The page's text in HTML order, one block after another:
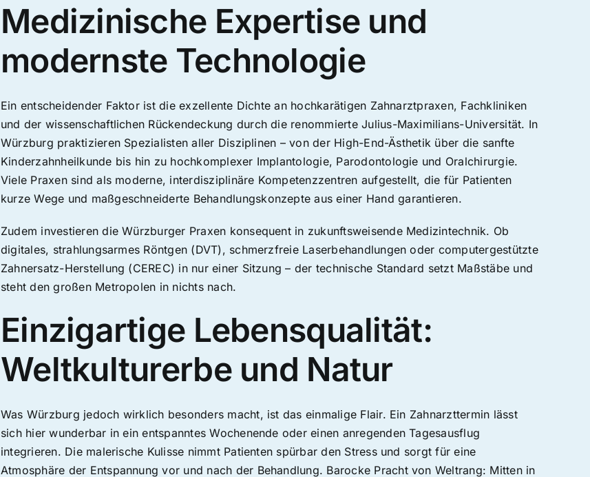
Medizinische Expertise und
modernste Technologie
Ein entscheidender Faktor ist die exzellente Dichte an hochkarätigen Zahnarztpraxen, Fachkliniken
und der wissenschaftlichen Rückendeckung durch die renommierte Julius-Maximilians-Universität. In
Würzburg praktizieren Spezialisten aller Disziplinen – von der High-End-Ästhetik über die sanfte
Kinderzahnheilkunde bis hin zu hochkomplexer Implantologie, Parodontologie und Oralchirurgie.
Viele Praxen sind als moderne, interdisziplinäre Kompetenzzentren aufgestellt, die für Patienten
kurze Wege und maßgeschneiderte Behandlungskonzepte aus einer Hand garantieren.
Zudem investieren die Würzburger Praxen konsequent in zukunftsweisende Medizintechnik. Ob
digitales, strahlungsarmes Röntgen (DVT), schmerzfreie Laserbehandlungen oder computergestützte
Zahnersatz-Herstellung (CEREC) in nur einer Sitzung – der technische Standard setzt Maßstäbe und
steht den großen Metropolen in nichts nach.
Einzigartige Lebensqualität:
Weltkulturerbe und Natur
Was Würzburg jedoch wirklich besonders macht, ist das einmalige Flair. Ein Zahnarzttermin lässt
sich hier wunderbar in ein entspanntes Wochenende oder einen anregenden Tagesausflug
integrieren. Die malerische Kulisse nimmt Patienten spürbar den Stress und sorgt für eine
Atmosphäre der Entspannung vor und nach der Behandlung. Barocke Pracht von Weltrang: Mitten in